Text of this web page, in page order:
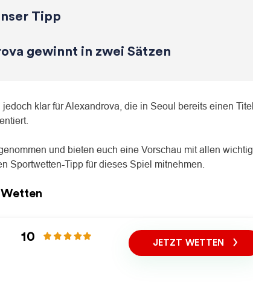
Tipp
gewinnt in zwei Sätzen
klar für Alexandrova, die in Seoul bereits einen
und bieten euch eine Vorschau mit allen
Sportwetten-Tipp für dieses Spiel mitnehmen.
10 JETZT WETTEN